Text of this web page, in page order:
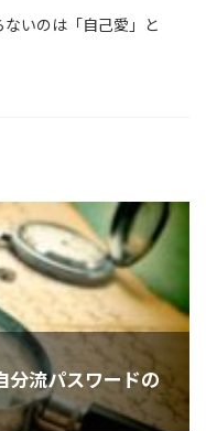
いのは「自己愛」と